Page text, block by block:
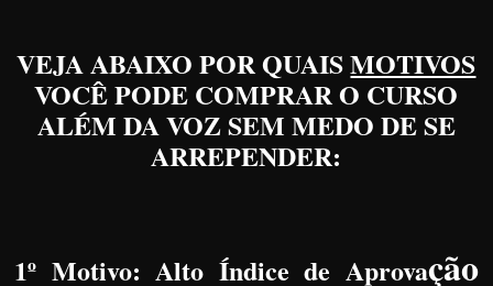
VEJA ABAIXO POR QUAISMOTIVOS
VOCÊ PODE COMPRAR O CURSO
ALÉM DA VOZ SEM MEDO DE SE
ARREPENDER:
1º Motivo: Alto Índice de Aprovação